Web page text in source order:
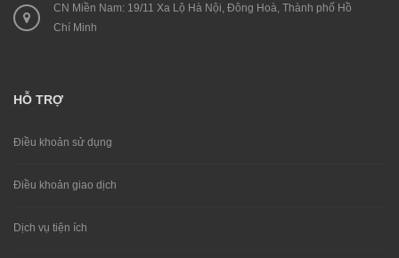
CN Miền Nam: 19/11 Xa Lộ Hà Nội, Đông Hoà, Thành phố Hồ
Chí Minh
HỖ TRỢ
Điều khoản sử dụng
Điều khoản giao dịch
Dịch vụ tiện ích